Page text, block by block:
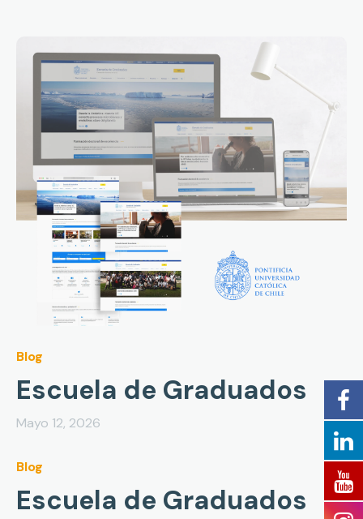
Blog
Escuela de Graduados
Mayo 12, 2026
Blog
Escuela de Graduados